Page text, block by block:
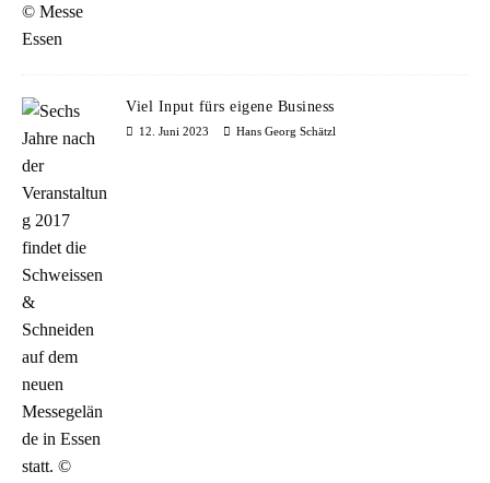
Viel Input fürs eigene Business
12. Juni 2023 Hans Georg Schätzl